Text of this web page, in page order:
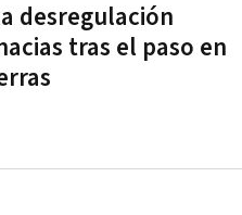
desregulación
tras el paso en